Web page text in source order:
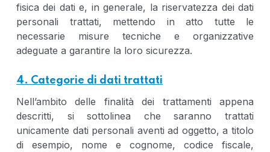
fisica dei dati e, in generale, la riservatezza dei dati
personali trattati, mettendo in atto tutte le
necessarie misure tecniche e organizzative
adeguate a garantire la loro sicurezza.
4. Categorie di dati trattati
Nell’ambito delle finalità dei trattamenti appena
descritti, si sottolinea che saranno trattati
unicamente dati personali aventi ad oggetto, a titolo
di esempio, nome e cognome, codice fiscale,